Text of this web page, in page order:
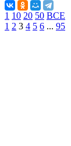
1 10 20 50 ВСЕ
1 2 3 4 5 6 ... 95